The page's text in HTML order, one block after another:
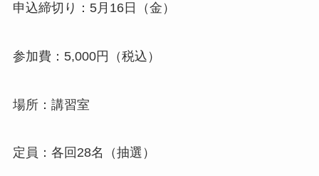
申込締切り：5月16日（金）
参加費：5,000円（税込）
場所：講習室
定員：各回28名（抽選）